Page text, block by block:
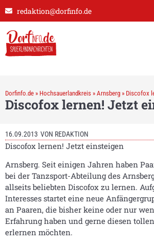
redaktion@dorfinfo.de
Dorfinfo.de » Hochsauerlandkreis » Arnsberg » Discofox
Discofox lernen! Jetzt
16.09.2013 VON REDAKTION
Discofox lernen! Jetzt einsteigen
Arnsberg. Seit einigen Jahren haben
bei der Tanzsport-Abteilung des
allseits beliebten Discofox zu lernen.
Interesses startet eine neue
an Paaren, die bisher keine oder nur
Erfahrung haben und gerne diesen
erlernen möchten.